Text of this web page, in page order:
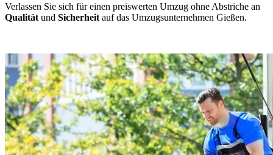
Verlassen Sie sich für einen preiswerten Umzug ohne Abstriche an
Qualität und Sicherheit auf das Umzugsunternehmen Gießen.